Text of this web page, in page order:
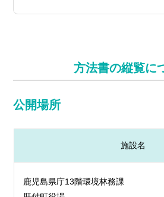
方法書の縦覧に
公開場所
施設名
鹿児島県庁13階環境林務課